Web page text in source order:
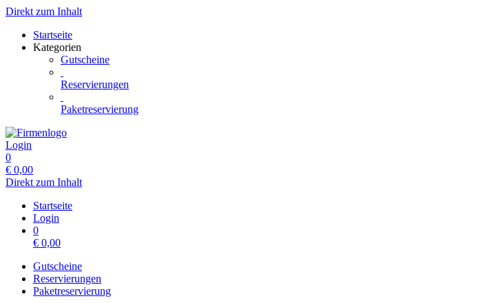
Direkt zum Inhalt
Startseite
Kategorien
Gutscheine
Reservierungen
Paketreservierung
Login
0
€ 0,00
Direkt zum Inhalt
Startseite
Login
0
€ 0,00
Gutscheine
Reservierungen
Paketreservierung